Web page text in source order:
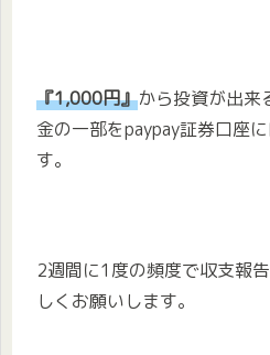
『1,000円』から投資が出来
金の一部をpaypay証券口座
す。
2週間に1度の頻度で収支報
しくお願いします。